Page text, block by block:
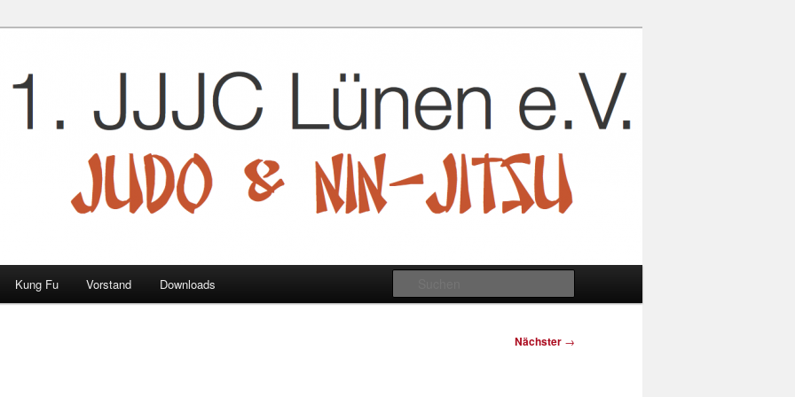
Kung Fu Vorstand Downloads
Nächster →